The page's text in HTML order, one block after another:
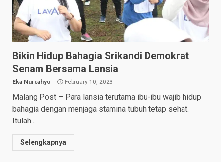
Bikin Hidup Bahagia Srikandi Demokrat
Senam Bersama Lansia
Eka Nurcahyo February 10, 2023
Malang Post – Para lansia terutama ibu-ibu wajib hidup
bahagia dengan menjaga stamina tubuh tetap sehat.
Itulah...
Selengkapnya